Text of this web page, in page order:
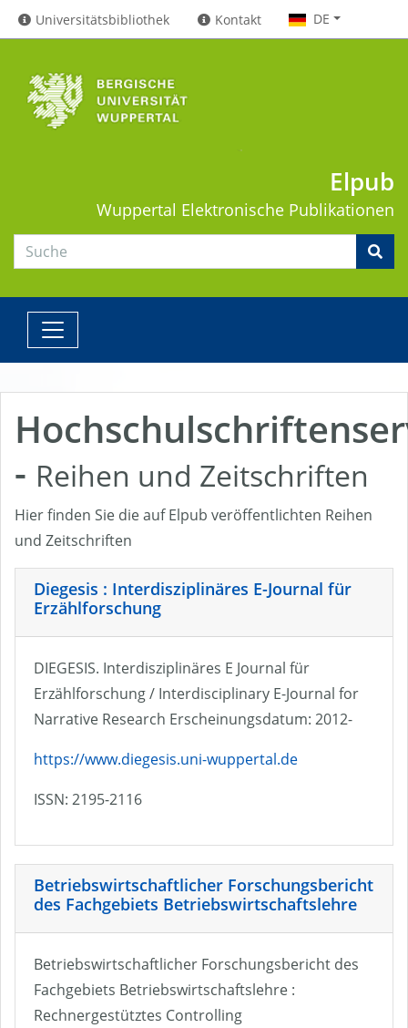
Universitätsbibliothek Kontakt DE
Elpub
Wuppertal Elektronische Publikationen
- Reihen und Zeitschriften
Hier finden Sie die auf Elpub veröffentlichten Reihen
und Zeitschriften
Diegesis : Interdisziplinäres E-Journal für
Erzählforschung
DIEGESIS. Interdisziplinäres E Journal für
Erzählforschung / Interdisciplinary E-Journal for
Narrative Research Erscheinungsdatum: 2012-
https://www.diegesis.uni-wuppertal.de
ISSN: 2195-2116
Betriebswirtschaftlicher Forschungsbericht
des Fachgebiets Betriebswirtschaftslehre
Betriebswirtschaftlicher Forschungsbericht des
Fachgebiets Betriebswirtschaftslehre :
Rechnergestütztes Controlling